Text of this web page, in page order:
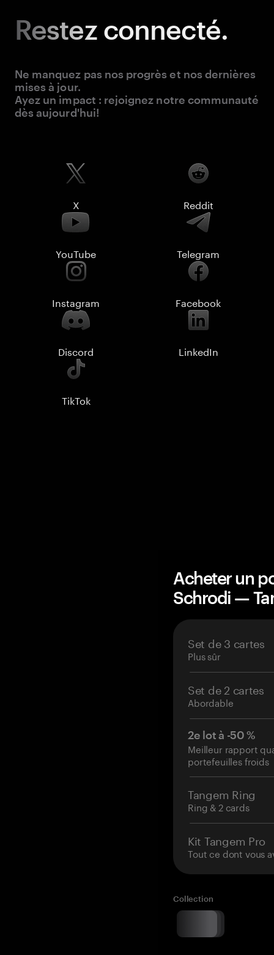
Restezconnecté.
Ne manquez pas nos progrès et nos dernières
mises à jour.
Ayez un impact : rejoignez notre communauté
dès aujourd'hui!
X Reddit
YouTube Telegram
Instagram Facebook
Discord LinkedIn
TikTok
Acheter un
Schrodi —
Set de 3 cartes
Plus sûr
Set de 2 cartes
Abordable
2e lot à -50 %
Meilleur rapport
portefeuilles froids
Tangem Ring
Ring & 2 cards
Kit Tangem Pro
Tout ce dont vous
Collection